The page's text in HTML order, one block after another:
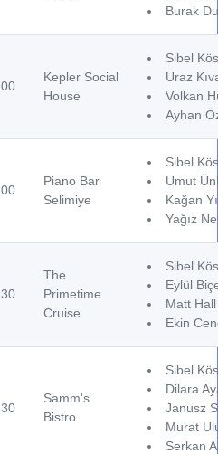
Burak
Kepler Social
House
Sibel
Uraz
Volkan
Ayhan
Piano Bar
Selimiye
Sibel
Umut
Kağan
Yağız
The
Primetime
Cruise
Sibel
Eylül
Matt
Ekin
Samm's
Bistro
Sibel
Dilara
Janusz
Murat
Serkan